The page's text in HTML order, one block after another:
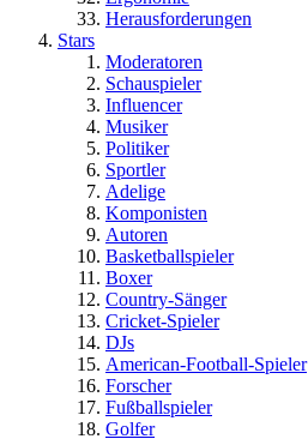
Herausforderungen
Stars
Moderatoren
Schauspieler
Influencer
Musiker
Politiker
Sportler
Adelige
Komponisten
Autoren
Basketballspieler
Boxer
Country-Sänger
Cricket-Spieler
DJs
American-Football-Spieler
Forscher
Fußballspieler
Golfer